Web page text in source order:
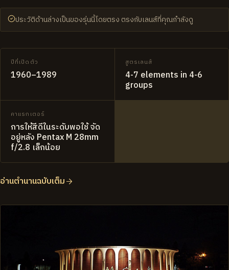
ประวัติด้านล่างเป็นของรุ่นนี้โดยตรง ตรงกับเลนส์ที่คุณกำลังดู
ปีที่เปิดตัว
1960–1989
สูตรเลนส์
4-7 elements in 4-6
groups
คาแรกเตอร์
การให้สีดีในระดับพอใช้ จัด
อยู่หลัง Pentax M 28mm
f/2.8 เล็กน้อย
อ่านตำนานฉบับเต็ม